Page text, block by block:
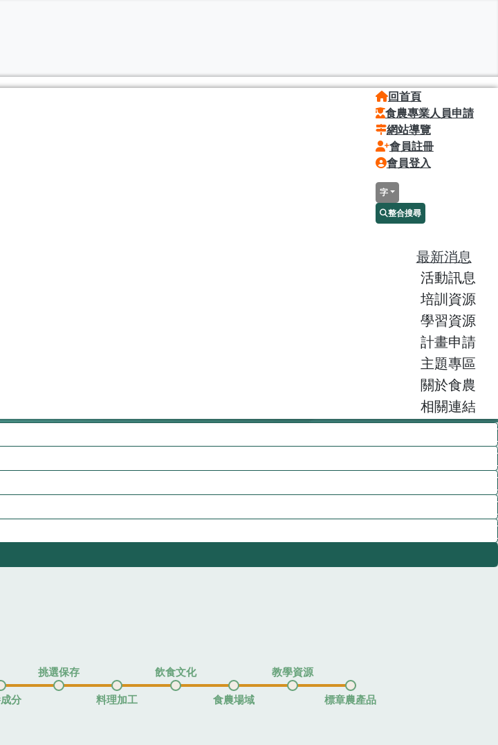
回首頁
食農專業人員申請
網站導覽
會員註冊
會員登入
字
整合搜尋
最新消息
活動訊息
培訓資源
學習資源
計畫申請
主題專區
關於食農
相關連結
分
挑選保存
料理加工
飲食文化
食農場域
教學資源
標章農產品